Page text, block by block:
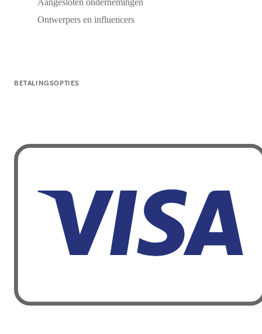
Aangesloten ondernemingen
Ontwerpers en influencers
BETALINGSOPTIES